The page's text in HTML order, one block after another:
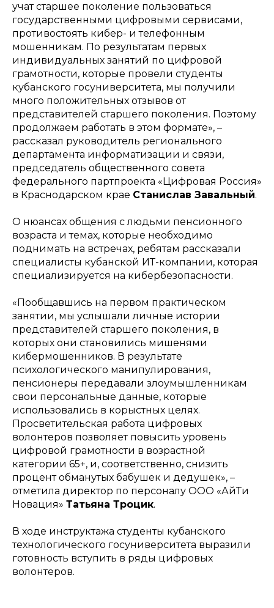
учат старшее поколение пользоваться
государственными цифровыми сервисами,
противостоять кибер- и телефонным
мошенникам. По результатам первых
индивидуальных занятий по цифровой
грамотности, которые провели студенты
кубанского госуниверситета, мы получили
много положительных отзывов от
представителей старшего поколения. Поэтому
продолжаем работать в этом формате», –
рассказал руководитель регионального
департамента информатизации и связи,
председатель общественного совета
федерального партпроекта «Цифровая Россия»
в Краснодарском крае Станислав Завальный.
О нюансах общения с людьми пенсионного
возраста и темах, которые необходимо
поднимать на встречах, ребятам рассказали
специалисты кубанской ИТ-компании, которая
специализируется на кибербезопасности.
«Пообщавшись на первом практическом
занятии, мы услышали личные истории
представителей старшего поколения, в
которых они становились мишенями
кибермошенников. В результате
психологического манипулирования,
пенсионеры передавали злоумышленникам
свои персональные данные, которые
использовались в корыстных целях.
Просветительская работа цифровых
волонтеров позволяет повысить уровень
цифровой грамотности в возрастной
категории 65+, и, соответственно, снизить
процент обманутых бабушек и дедушек», –
отметила директор по персоналу ООО «АйТи
Новация» Татьяна Троцик.
В ходе инструктажа студенты кубанского
технологического госуниверситета выразили
готовность вступить в ряды цифровых
волонтеров.